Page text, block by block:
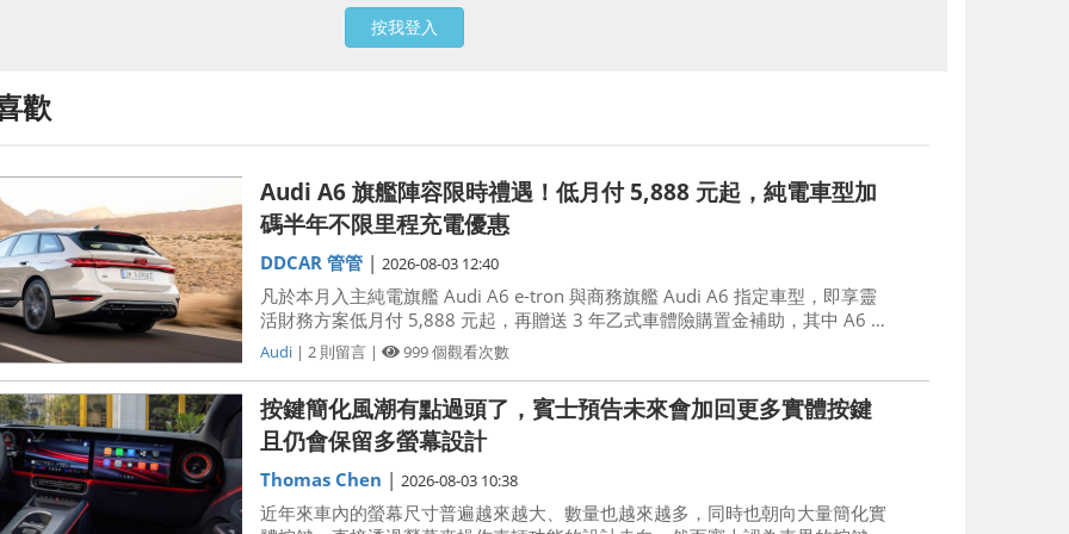
按我登入
歡
Audi A6 旗艦陣容限時禮遇！低月付 5,888 元起，純電車型加
碼半年不限里程充電優惠
DDCAR 管管 | 2026-08-03 12:40
凡於本月入主純電旗艦 Audi A6 e-tron 與商務旗艦 Audi A6 指定車型，即享靈
活財務方案低月付 5,888 元起，再贈送 3 年乙式車體險購置金補助，其中 A6 e-
tron 車型更獨享交車後半年不限里程充電禮遇，敬邀入主，啟程四環新豪華行
Audi | 2 則留言 | 999個觀看次數
按鍵簡化風潮有點過頭了，賓士預告未來會加回更多實體按鍵
且仍會保留多螢幕設計
Thomas Chen | 2026-08-03 10:38
近年來車內的螢幕尺寸普遍越來越大、數量也越來越多，同時也朝向大量簡化實